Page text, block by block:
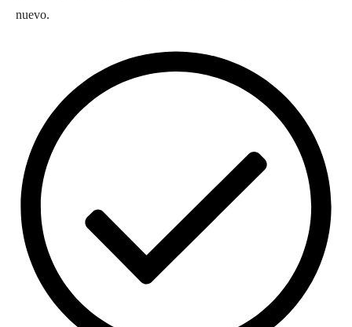
nuevo.